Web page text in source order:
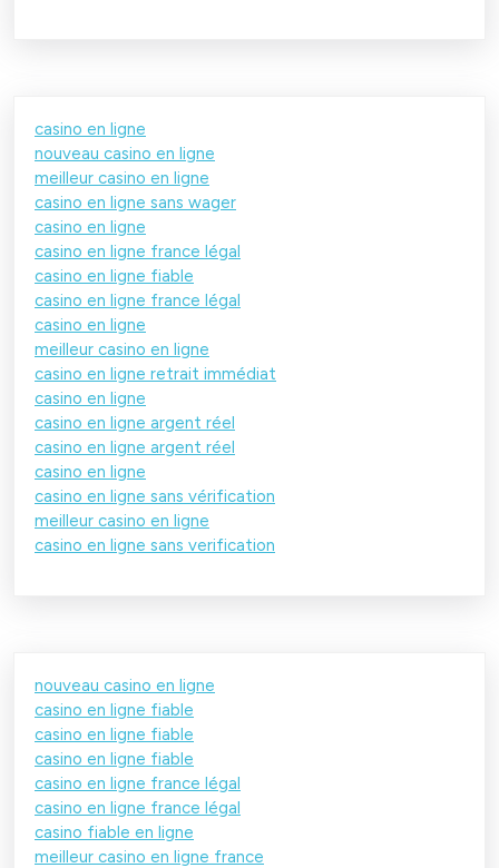
casino en ligne
nouveau casino en ligne
meilleur casino en ligne
casino en ligne sans wager
casino en ligne
casino en ligne france légal
casino en ligne fiable
casino en ligne france légal
casino en ligne
meilleur casino en ligne
casino en ligne retrait immédiat
casino en ligne
casino en ligne argent réel
casino en ligne argent réel
casino en ligne
casino en ligne sans vérification
meilleur casino en ligne
casino en ligne sans verification
nouveau casino en ligne
casino en ligne fiable
casino en ligne fiable
casino en ligne fiable
casino en ligne france légal
casino en ligne france légal
casino fiable en ligne
meilleur casino en ligne france